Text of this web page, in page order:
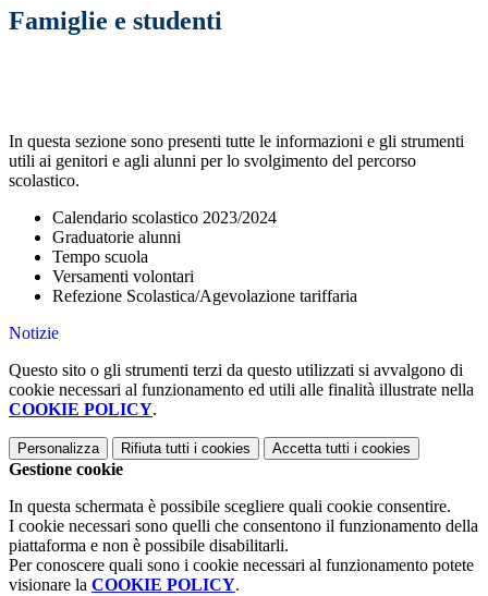
Famiglie e studenti
In questa sezione sono presenti tutte le informazioni e gli strumenti
utili ai genitori e agli alunni per lo svolgimento del percorso
scolastico.
Calendario scolastico 2023/2024
Graduatorie alunni
Tempo scuola
Versamenti volontari
Refezione Scolastica/Agevolazione tariffaria
Notizie
Questo sito o gli strumenti terzi da questo utilizzati si avvalgono di
cookie necessari al funzionamento ed utili alle finalità illustrate nella
COOKIE POLICY.
Personalizza Rifiuta tutti i cookies Accetta tutti i cookies
Gestione cookie
In questa schermata è possibile scegliere quali cookie consentire.
I cookie necessari sono quelli che consentono il funzionamento della
piattaforma e non è possibile disabilitarli.
Per conoscere quali sono i cookie necessari al funzionamento potete
visionare la COOKIE POLICY.